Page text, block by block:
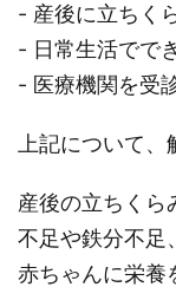
- 産後に立ちく
- 日常生活でで
- 医療機関を受
上記について、
産後の立ちくら
不足や鉄分不足
赤ちゃんに栄養